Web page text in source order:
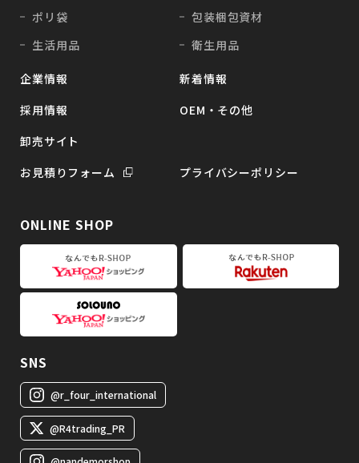
ポリ袋
包装梱包資材
生活用品
衛生用品
企業情報
新着情報
採用情報
OEM・その他
卸売サイト
お見積りフォーム
プライバシーポリシー
ONLINE SHOP
SNS
@r_four_international
@R4trading_PR